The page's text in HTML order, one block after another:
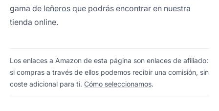
gama de leñeros que podrás encontrar en nuestra
tienda online.
Los enlaces a Amazon de esta página son enlaces de afiliado:
si compras a través de ellos podemos recibir una comisión, sin
coste adicional para ti. Cómo seleccionamos.